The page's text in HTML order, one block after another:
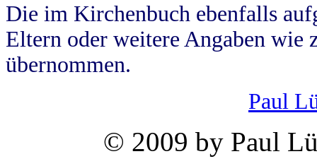
Die im Kirchenbuch ebenfalls
Eltern oder weitere Angaben wie
übernommen.
Paul
© 2009 by Paul